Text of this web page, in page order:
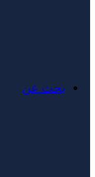
بحث عن